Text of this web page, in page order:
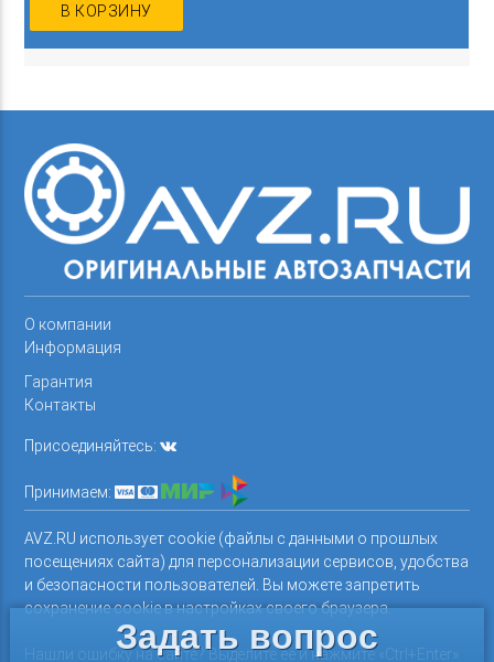
В КОРЗИНУ
О компании
Информация
Гарантия
Контакты
Присоединяйтесь:
Принимаем:
AVZ.RU использует cookie (файлы с данными о прошлых
посещениях сайта) для персонализации сервисов, удобства
и безопасности пользователей. Вы можете запретить
сохранение cookie в настройках своего браузера.
Нашли ошибку на сайте? Выделите ее и нажмите «Ctrl+Enter»
Задать вопрос